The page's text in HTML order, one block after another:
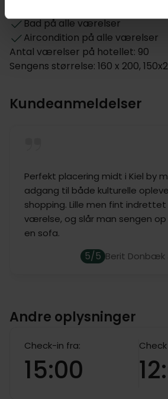
Bad på alle værelser
Aircondition på alle værelser
Antal værelser på hotellet: 90
Sengens størrelse: 160 x 200,
Kundeanmeldelser
Perfekt placering midt i Kiel by
adgang til både kulturelle
shopping. Lille men fint indrettet
værelse, og slår man sengen
en sofa.
5/5 Berit Donbæk
Andre oplysninger
Check-in fra:
15:00